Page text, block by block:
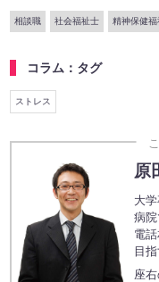
相談職 社会福祉士 精神保健福
コラム：タグ
ストレス
原
大
病
電
目
座